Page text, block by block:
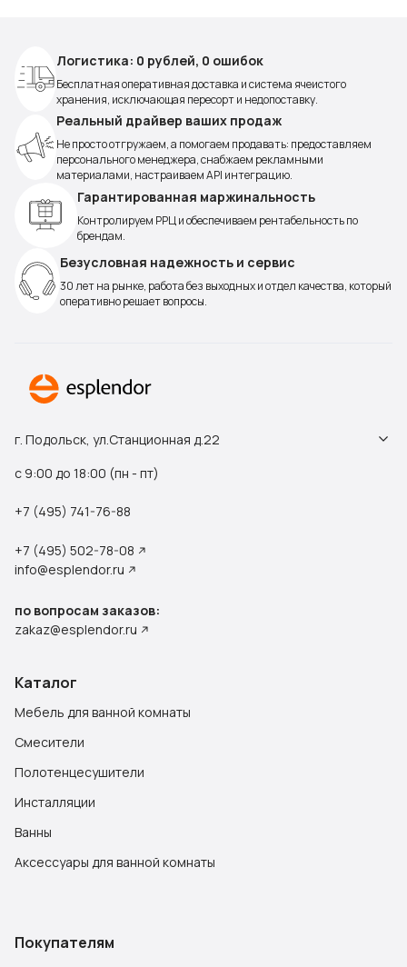
Логистика: 0 рублей, 0 ошибок
Бесплатная оперативная доставка и система ячеистого
хранения, исключающая пересорт и недопоставку.
Реальный драйвер ваших продаж
Не просто отгружаем, а помогаем продавать: предоставляем
персонального менеджера, снабжаем рекламными
материалами, настраиваем API интеграцию.
Гарантированная маржинальность
Контролируем РРЦ и обеспечиваем рентабельность по
брендам.
Безусловная надежность и сервис
30 лет на рынке, работа без выходных и отдел качества, который
оперативно решает вопросы.
г. Подольск, ул.Станционная д.22
с 9:00 до 18:00 (пн - пт)
+7 (495) 741-76-88
+7 (495) 502-78-08
info@esplendor.ru
по вопросам заказов:
zakaz@esplendor.ru
Каталог
Мебель для ванной комнаты
Смесители
Полотенцесушители
Инсталляции
Ванны
Аксессуары для ванной комнаты
Покупателям